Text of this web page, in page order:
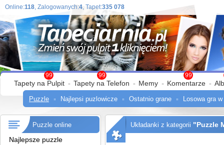
Online:118, Zalogowanych:4, Tapet:335 078
99 99 99
Tapety na Pulpit Tapety na Telefon Memy Komentarze
Puzzle Najlepsi puzlowicze Ostatnio grane Losowa gra
Puzzle online
Najlepsze puzzle
Układanki z kategorii "Puzzle